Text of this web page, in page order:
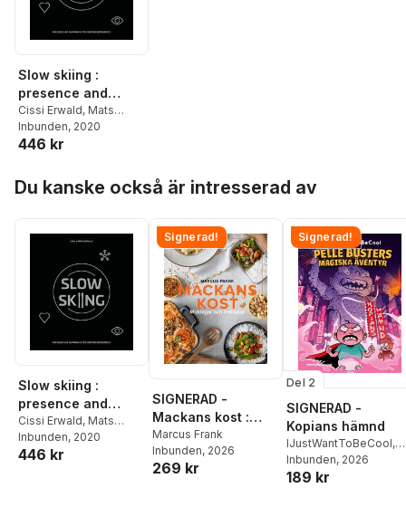
Slow skiing :
presence and
awareness for
greater
experiences
Cissi Erwald, Mats
Erwald
Inbunden, 2020
446 kr
Du kanske också är intresserad av
Slow skiing :
presence and
awareness for
greater
experiences
Cissi Erwald, Mats
Erwald
Inbunden, 2020
446 kr
Signerad!
SIGNERAD -
Mackans kost :
Middagar och
matlådor
Marcus Frank
Inbunden, 2026
269 kr
Signerad!
Del 2
SIGNERAD -
Kopians hämnd
IJustWantToBeCool,
Joel Adolphson
Ejdemo Beer
Inbunden, 2026
189 kr